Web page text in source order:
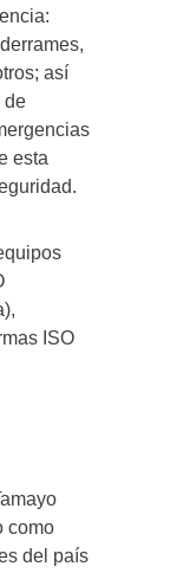
así
de
esta
ISO
como
del país